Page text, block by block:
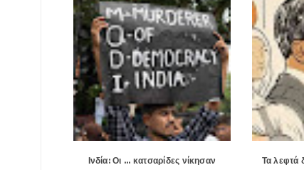
Ινδία: Οι ... κατσαρίδες νίκησαν Τα λεφτά